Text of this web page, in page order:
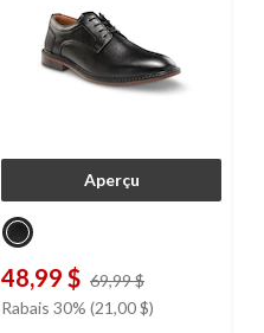
Aperçu
48,99 $ 69,99 $
était
Rabais 30% (21,00 $)